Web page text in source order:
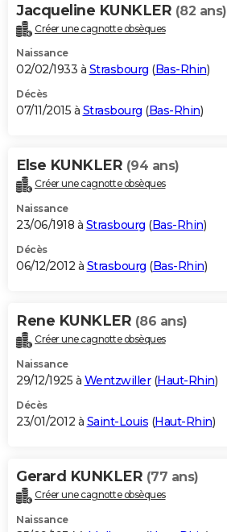
Jacqueline KUNKLER (82 ans)
Créer une cagnotte obsèques
Naissance
02/02/1933 à Strasbourg (Bas-Rhin)
Décès
07/11/2015 à Strasbourg (Bas-Rhin)
Else KUNKLER (94 ans)
Créer une cagnotte obsèques
Naissance
23/06/1918 à Strasbourg (Bas-Rhin)
Décès
06/12/2012 à Strasbourg (Bas-Rhin)
Rene KUNKLER (86 ans)
Créer une cagnotte obsèques
Naissance
29/12/1925 à Wentzwiller(Haut-Rhin)
Décès
23/01/2012 à Saint-Louis (Haut-Rhin)
Gerard KUNKLER (77 ans)
Créer une cagnotte obsèques
Naissance